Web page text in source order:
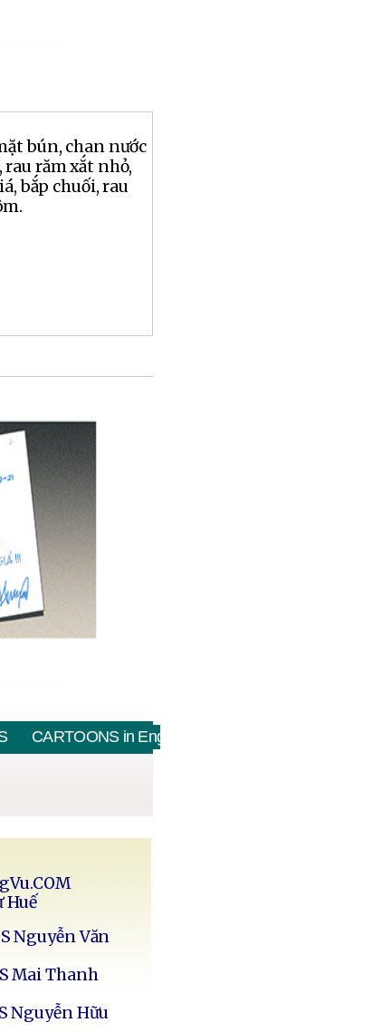
bún, chan nước
răm xắt nhỏ,
bắp chuối, rau
CARTOONS in English
Huế
Nguyễn Văn
Mai Thanh
Nguyễn Hữu